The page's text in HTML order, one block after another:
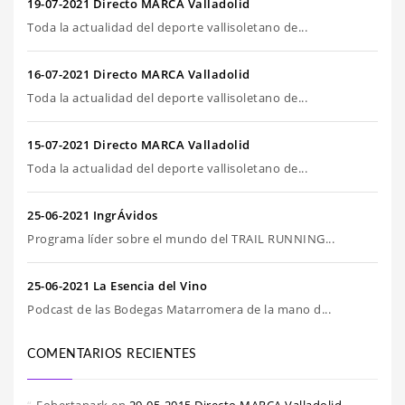
19-07-2021 Directo MARCA Valladolid
Toda la actualidad del deporte vallisoletano de...
16-07-2021 Directo MARCA Valladolid
Toda la actualidad del deporte vallisoletano de...
15-07-2021 Directo MARCA Valladolid
Toda la actualidad del deporte vallisoletano de...
25-06-2021 IngrÁvidos
Programa líder sobre el mundo del TRAIL RUNNING...
25-06-2021 La Esencia del Vino
Podcast de las Bodegas Matarromera de la mano d...
COMENTARIOS RECIENTES